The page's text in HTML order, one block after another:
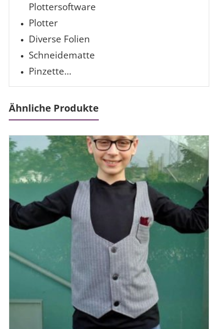
Plottersoftware
Plotter
Diverse Folien
Schneidematte
Pinzette…
Ähnliche Produkte